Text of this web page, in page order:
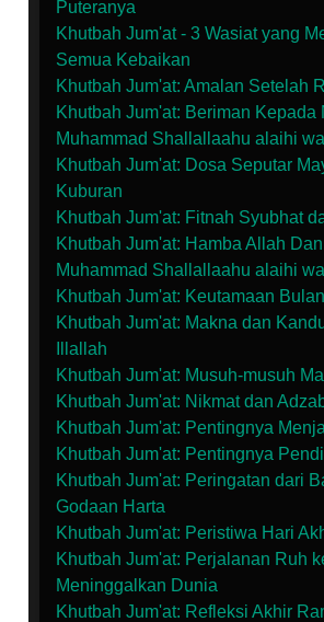
Puteranya
Khutbah Jum'at - 3 Wasiat yang
Semua Kebaikan
Khutbah Jum'at: Amalan Setelah
Khutbah Jum'at: Beriman Kepada
Muhammad Shallallaahu alaihi
Khutbah Jum'at: Dosa Seputar
Kuburan
Khutbah Jum'at: Fitnah Syubhat
Khutbah Jum'at: Hamba Allah
Muhammad Shallallaahu alaihi
Khutbah Jum'at: Keutamaan
Khutbah Jum'at: Makna dan
Illallah
Khutbah Jum'at: Musuh-musuh
Khutbah Jum'at: Nikmat dan
Khutbah Jum'at: Pentingnya
Khutbah Jum'at: Pentingnya
Khutbah Jum'at: Peringatan dari
Godaan Harta
Khutbah Jum'at: Peristiwa Hari
Khutbah Jum'at: Perjalanan Ruh
Meninggalkan Dunia
Khutbah Jum'at: Refleksi Akhir